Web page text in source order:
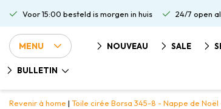
Voor 15:00 besteld is morgen in huis 24/7 open
MENU NOUVEAU SALE
BULLETIN
Revenir à home | Toile cirée Borsa 345-8 - Nappe de